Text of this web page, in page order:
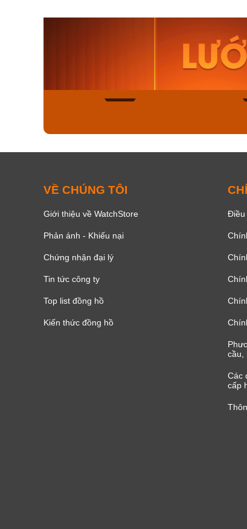
VỀ CHÚNG TÔI
Giới thiệu về WatchStore
Phản ánh - Khiếu nại
Chứng nhận đại lý
Tin tức công ty
Top list đồng hồ
Kiến thức đồng hồ
Điều
cầu,
Các
cấp